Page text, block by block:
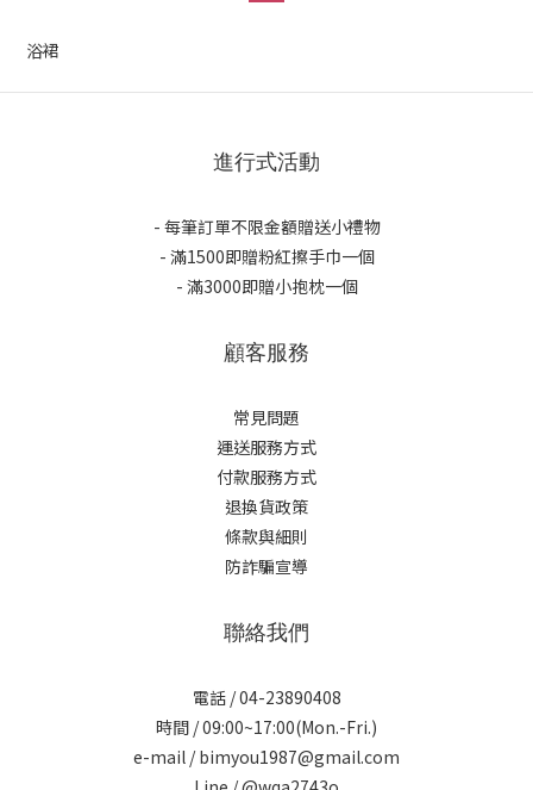
浴裙
進行式活動
- 每筆訂單不限金額贈送小禮物
- 滿1500即贈粉紅擦手巾一個
- 滿3000即贈小抱枕一個
顧客服務
常見問題
運送服務方式
付款服務方式
退換貨政策
條款與細則
防詐騙宣導
聯絡我們
電話 / 04-23890408
時間 / 09:00~17:00(Mon.-Fri.)
e-mail / bimyou1987@gmail.com